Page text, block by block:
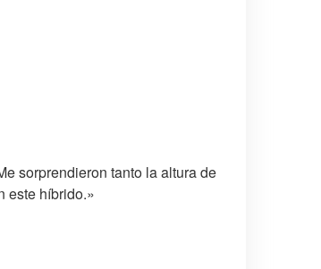
sorprendieron tanto la altura de
este híbrido.»